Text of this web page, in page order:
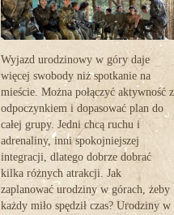
Wyjazd urodzinowy w góry daje
więcej swobody niż spotkanie na
mieście. Można połączyć aktywność z
odpoczynkiem i dopasować plan do
całej grupy. Jedni chcą ruchu i
adrenaliny, inni spokojniejszej
integracji, dlatego dobrze dobrać
kilka różnych atrakcji. Jak
zaplanować urodziny w górach, żeby
każdy miło spędził czas? Urodziny w